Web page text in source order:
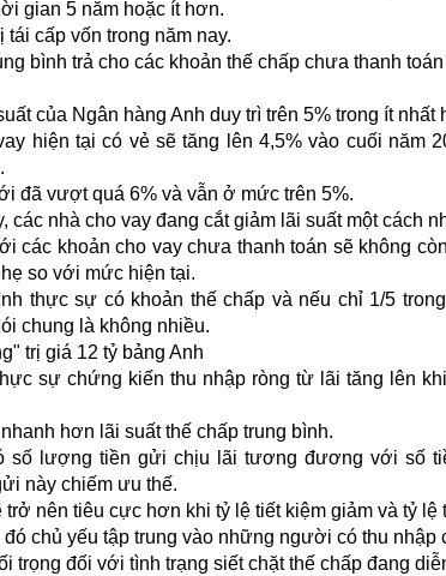
gian 5 năm hoặc ít hơn.
cấp vốn trong năm nay.
bình trả cho các khoản thế chấp chưa thanh
của Ngân hàng Anh duy trì trên 5% trong ít nhất
hiện tại có vẻ sẽ tăng lên 4,5% vào cuối năm
đã vượt quá 6% và vẫn ở mức trên 5%.
nhà cho vay đang cắt giảm lãi suất một cách
các khoản cho vay chưa thanh toán sẽ không
so với mức hiện tại.
thực sự có khoản thế chấp và nếu chỉ 1/5
chung là không nhiều.
trị giá 12 tỷ bảng Anh
sự chứng kiến thu nhập ròng từ lãi tăng lên
hơn lãi suất thế chấp trung bình.
số lượng tiền gửi chịu lãi tương đương với số
này chiếm ưu thế.
nên tiêu cực hơn khi tỷ lệ tiết kiệm giảm và tỷ lệ
chủ yếu tập trung vào những người có thu nhập
trọng đối với tình trạng siết chặt thế chấp đang